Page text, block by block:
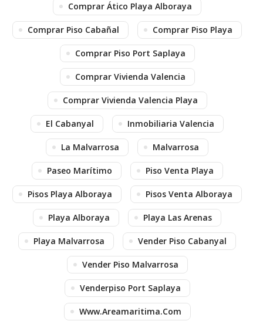
Comprar Ático Playa Alboraya
Comprar Piso Cabañal Comprar Piso Playa
Comprar Piso Port Saplaya
Comprar Vivienda Valencia
Comprar Vivienda Valencia Playa
El Cabanyal Inmobiliaria Valencia
La Malvarrosa Malvarrosa
Paseo Marítimo Piso Venta Playa
Pisos Playa Alboraya Pisos Venta Alboraya
Playa Alboraya Playa Las Arenas
Playa Malvarrosa Vender Piso Cabanyal
Vender Piso Malvarrosa
Venderpiso Port Saplaya
Www.areamaritima.com